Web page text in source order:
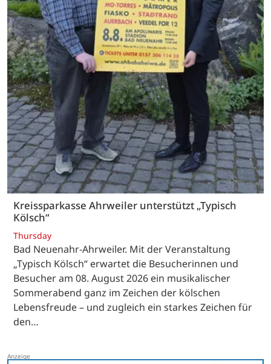
Kreissparkasse Ahrweiler unterstützt „Typisch
Kölsch“
Thursday
Bad Neuenahr-Ahrweiler. Mit der Veranstaltung
„Typisch Kölsch“ erwartet die Besucherinnen und
Besucher am 08. August 2026 ein musikalischer
Sommerabend ganz im Zeichen der kölschen
Lebensfreude – und zugleich ein starkes Zeichen für
den…